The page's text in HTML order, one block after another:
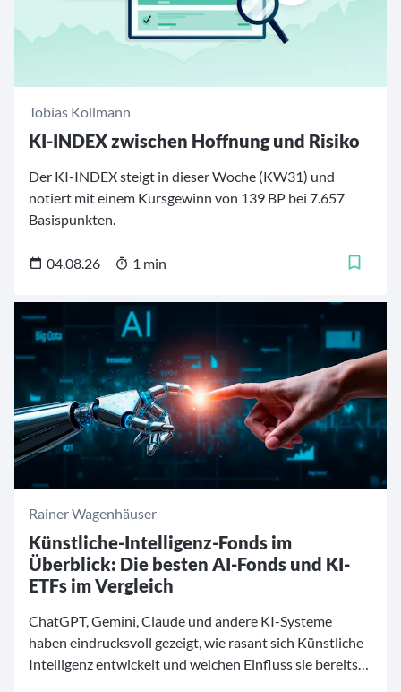
Tobias Kollmann
KI-INDEX zwischen Hoffnung und Risiko
Der KI-INDEX steigt in dieser Woche (KW31) und
notiert mit einem Kursgewinn von 139 BP bei 7.657
Basispunkten.
04.08.26 1 min
Rainer Wagenhäuser
Künstliche-Intelligenz-Fonds im
Überblick: Die besten AI-Fonds und KI-
ETFs im Vergleich
ChatGPT, Gemini, Claude und andere KI-Systeme
haben eindrucksvoll gezeigt, wie rasant sich Künstliche
Intelligenz entwickelt und welchen Einfluss sie bereits